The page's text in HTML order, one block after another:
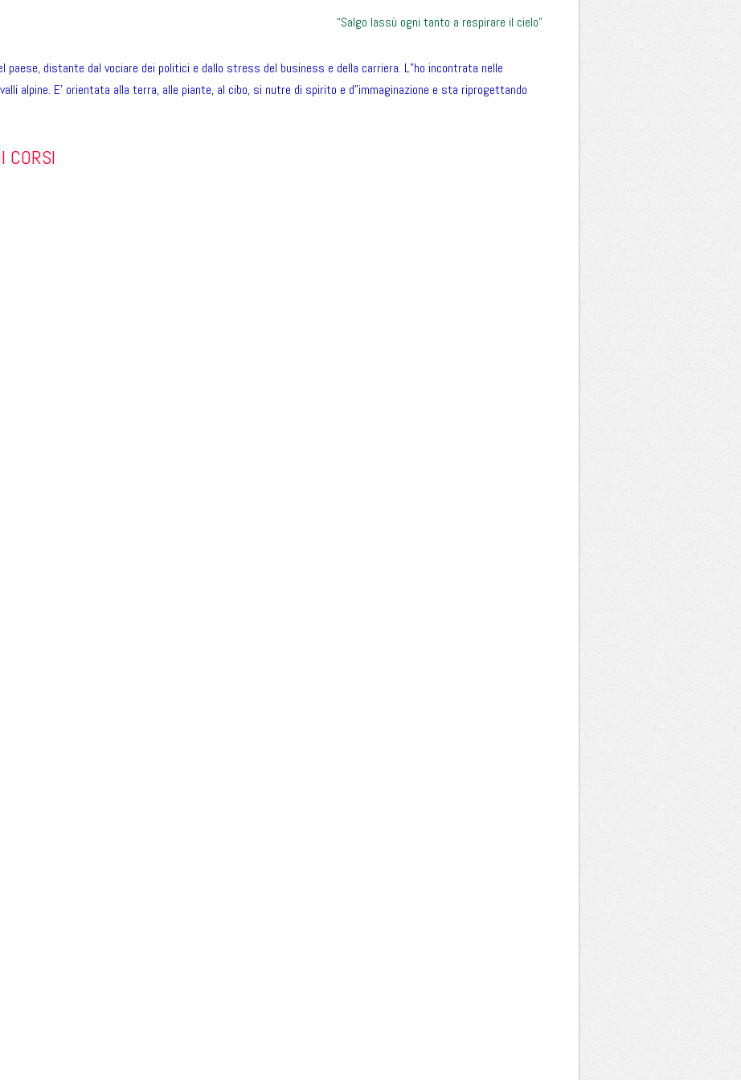
“Salgo lassù ogni tanto a respirare il cielo”
paese, distante dal vociare dei politici e dallo stress del business e della carriera. L”ho incontrata nelle
alpine. E’ orientata alla terra, alle piante, al cibo, si nutre di spirito e d”immaginazione e sta riprogettando
CORSI